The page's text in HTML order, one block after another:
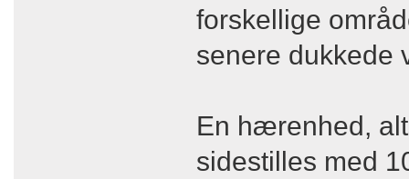
forskellige
senere dukkede
En hærenhed,
sidestilles med